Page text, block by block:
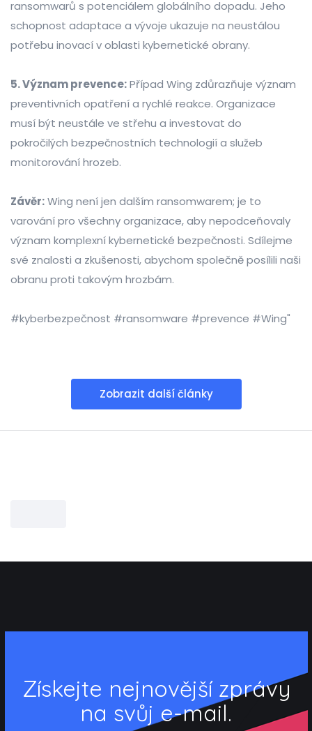
ransomwarů s potenciálem globálního dopadu. Jeho
schopnost adaptace a vývoje ukazuje na neustálou
potřebu inovací v oblasti kybernetické obrany.
5. Význam prevence:Případ Wing zdůrazňuje význam
preventivních opatření a rychlé reakce. Organizace
musí být neustále ve střehu a investovat do
pokročilých bezpečnostních technologií a služeb
monitorování hrozeb.
Závěr:Wing není jen dalším ransomwarem; je to
varování pro všechny organizace, aby nepodceňovaly
význam komplexní kybernetické bezpečnosti. Sdílejme
své znalosti a zkušenosti, abychom společně posílili naši
obranu proti takovým hrozbám.
#kyberbezpečnost #ransomware #prevence #Wing"
Zobrazit další články
Získejte nejnovější zprávy
na svůj e-mail.